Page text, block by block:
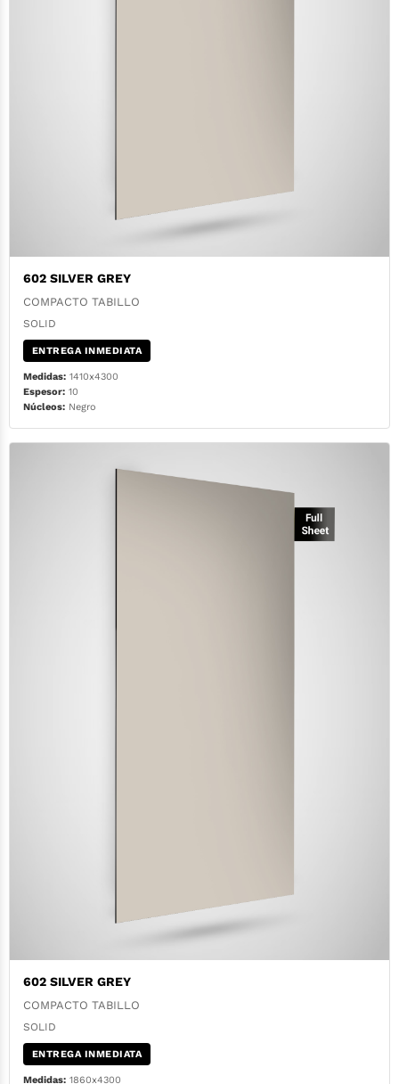
602 SILVER GREY
COMPACTO TABILLO
SOLID
ENTREGA INMEDIATA
Medidas:1410x4300
Espesor:10
Núcleos:Negro
602 SILVER GREY
COMPACTO TABILLO
SOLID
ENTREGA INMEDIATA
Medidas:1860x4300